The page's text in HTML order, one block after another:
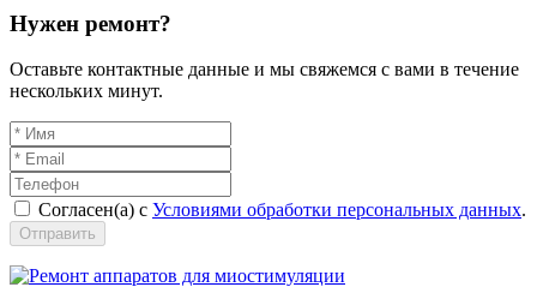
Нужен ремонт?
Оставьте контактные данные и мы свяжемся с вами в течение
нескольких минут.
Согласен(а) с Условиями обработки персональных данных.
Отправить